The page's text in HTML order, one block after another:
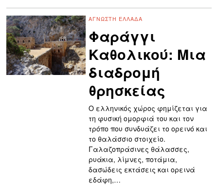
ΆΓΝΩΣΤΗ ΕΛΛΆΔΑ
Φαράγγι
Καθολικού: Μια
διαδρομή
θρησκείας
Ο ελληνικός χώρος φημίζεται για
τη φυσική ομορφιά του και τον
τρόπο που συνδυάζει το ορεινό και
το θαλάσσιο στοιχείο.
Γαλαζοπράσινες θάλασσες,
ρυάκια, λίμνες, ποτάμια,
δασώδεις εκτάσεις και ορεινά
εδάφη,…